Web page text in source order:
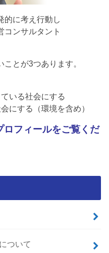
的に考え行動し
コンサルタント
とが3つあります。
いる社会にする
にする（環境を含め）
ロフィールをご覧くだ
ついて